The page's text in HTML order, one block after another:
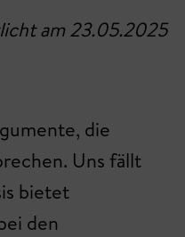
am 23.05.2025
die
Uns fällt
bietet
den